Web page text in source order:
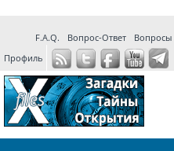
F.A.Q. Вопрос-Ответ Вопросы
Профиль